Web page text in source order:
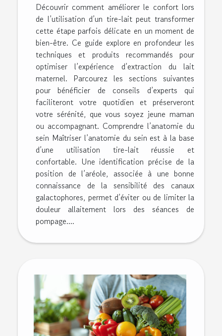
Découvrir comment améliorer le confort lors
de l’utilisation d’un tire-lait peut transformer
cette étape parfois délicate en un moment de
bien-être. Ce guide explore en profondeur les
techniques et produits recommandés pour
optimiser l’expérience d’extraction du lait
maternel. Parcourez les sections suivantes
pour bénéficier de conseils d’experts qui
faciliteront votre quotidien et préserveront
votre sérénité, que vous soyez jeune maman
ou accompagnant. Comprendre l’anatomie du
sein Maîtriser l’anatomie du sein est à la base
d’une utilisation tire-lait réussie et
confortable. Une identification précise de la
position de l’aréole, associée à une bonne
connaissance de la sensibilité des canaux
galactophores, permet d’éviter ou de limiter la
douleur allaitement lors des séances de
pompage....